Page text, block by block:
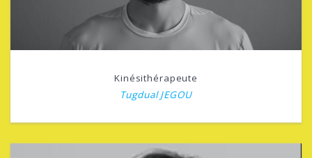
Kinésithérapeute
Tugdual JEGOU